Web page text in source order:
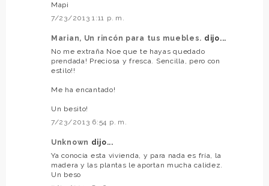
Mapi
7/23/2013 1:11 p. m.
Marian, Un rincón para tus muebles. dijo...
No me extraña Noe que te hayas quedado
prendada! Preciosa y fresca. Sencilla, pero con
estilo!!
Me ha encantado!
Un besito!
7/23/2013 6:54 p. m.
Unknown dijo...
Ya conocía esta vivienda, y para nada es fría, la
madera y las plantas le aportan mucha calidez.
Un beso